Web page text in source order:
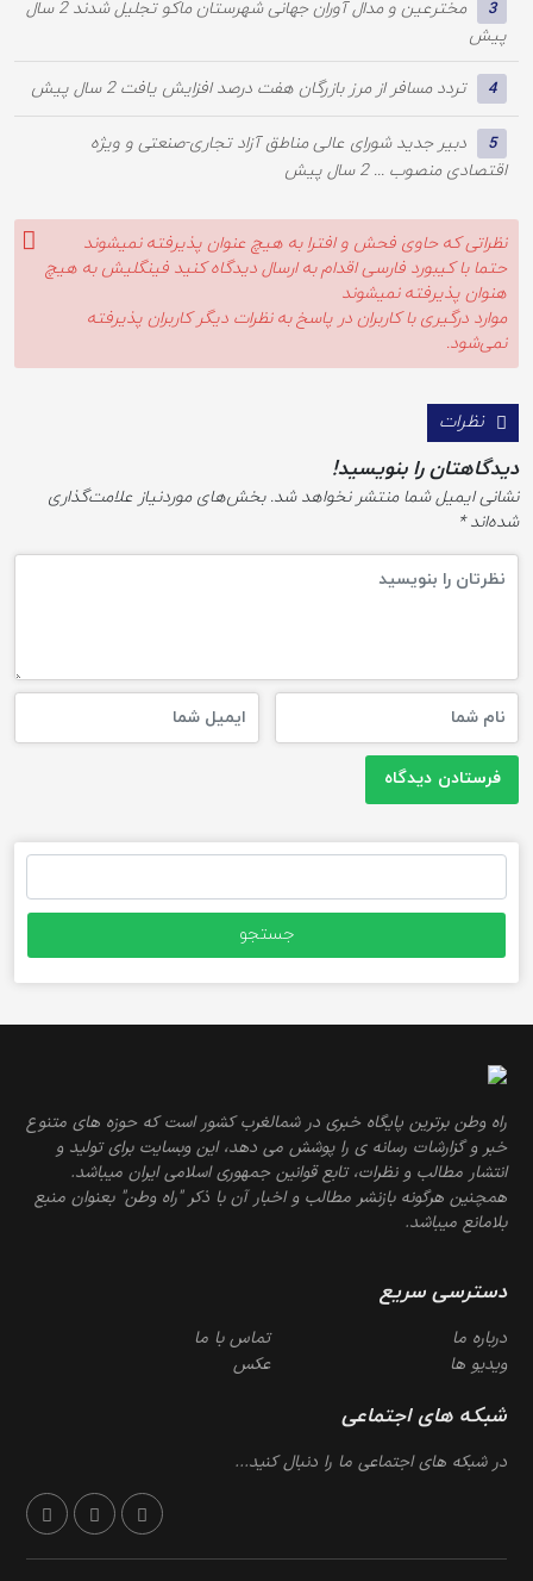
3 مخترعین و مدال آوران جهانی شهرستان ماکو تجلیل شدند 2 سال
پیش
4 تردد مسافر از مرز بازرگان هفت درصد افزایش یافت2 سال پیش
5
دبیر جدید شورای عالی مناطق آزاد تجاری-صنعتی و ویژه
اقتصادی منصوب ...2 سال پیش
نظراتی که حاوی فحش و افترا به هیچ عنوان پذیرفته نمیشوند
حتما با کیبورد فارسی اقدام به ارسال دیدگاه کنید فینگلیش به هیچ
هنوان پذیرفته نمیشوند
موارد درگیری با کاربران در پاسخ به نظرات دیگر کاربران پذیرفته
نمی‌شود.
نظرات
دیدگاهتان را بنویسید!
نشانی ایمیل شما منتشر نخواهد شد. بخش‌های موردنیاز علامت‌گذاری
شده‌اند*
برای:
راه وطن برترین پایگاه خبری در شمالغرب کشور است که حوزه های متنوع
خبر و گزارشات رسانه ی را پوشش می دهد، این وبسایت برای تولید و
انتشار مطالب و نظرات، تابع قوانین جمهوری اسلامی ایران میباشد.
همچنین هرگونه بازنشر مطالب و اخبار آن با ذکر "راه وطن" بعنوان منبع
بلامانع میباشد.
دسترسی سریع
درباره ما
تماس با ما
ویدیو ها
عکس
شبکه های اجتماعی
در شبکه های اجتماعی ما را دنبال کنید...